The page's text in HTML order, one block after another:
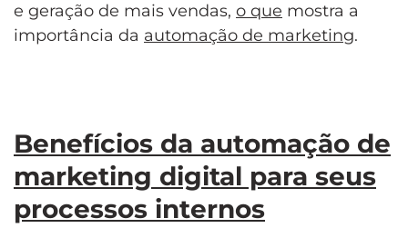
e geração de mais vendas, o que mostra a
importância da automação de marketing.
Benefícios da automação de
marketing digital para seus
processos internos